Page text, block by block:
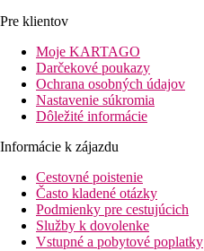
Pre klientov
Moje KARTAGO
Darčekové poukazy
Ochrana osobných údajov
Nastavenie súkromia
Dôležité informácie
Informácie k zájazdu
Cestovné poistenie
Často kladené otázky
Podmienky pre cestujúcich
Služby k dovolenke
Vstupné a pobytové poplatky